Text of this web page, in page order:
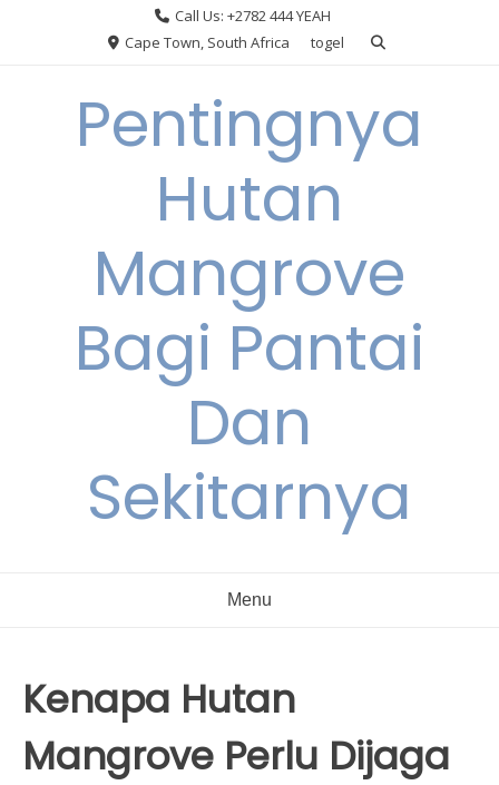
Call Us: +2782 444 YEAH
Cape Town, South Africa
togel
Pentingnya
Hutan
Mangrove
Bagi Pantai
Dan
Sekitarnya
Menu
Kenapa Hutan
Mangrove Perlu Dijaga